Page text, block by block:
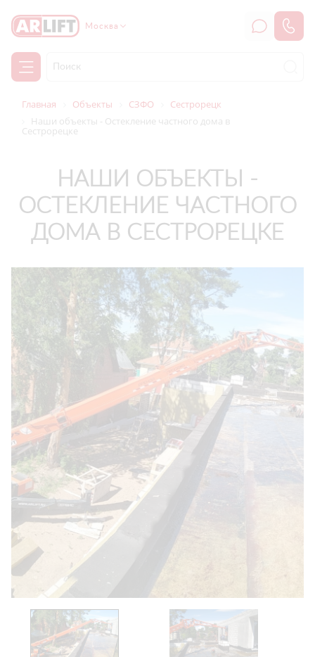
Москва
Главная Объекты СЗФО
Сестрорецк
Наши объекты - Остекление частного дома в
Сестрорецке
НАШИ ОБЪЕКТЫ -
ОСТЕКЛЕНИЕ ЧАСТНОГО
ДОМА В СЕСТРОРЕЦКЕ